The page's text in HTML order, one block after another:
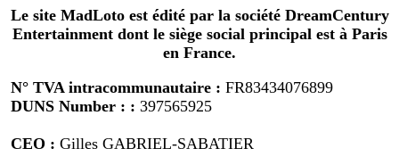
Le site MadLoto est édité par la société DreamCentury
Entertainment dont le siège social principal est à Paris
en France.
N° TVA intracommunautaire : FR83434076899
DUNS Number : : 397565925
CEO : Gilles GABRIEL-SABATIER